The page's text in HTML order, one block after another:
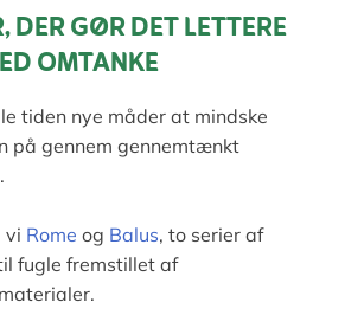
DER GØR DET LETTERE
OMTANKE
tiden nye måder at mindske
på gennem gennemtænkt
vi Rome og Balus, to serier af
fugle fremstillet af